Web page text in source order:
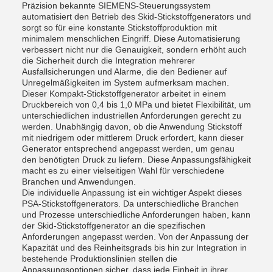
Präzision bekannte SIEMENS-Steuerungssystem
automatisiert den Betrieb des Skid-Stickstoffgenerators und
sorgt so für eine konstante Stickstoffproduktion mit
minimalem menschlichen Eingriff. Diese Automatisierung
verbessert nicht nur die Genauigkeit, sondern erhöht auch
die Sicherheit durch die Integration mehrerer
Ausfallsicherungen und Alarme, die den Bediener auf
Unregelmäßigkeiten im System aufmerksam machen.
Dieser Kompakt-Stickstoffgenerator arbeitet in einem
Druckbereich von 0,4 bis 1,0 MPa und bietet Flexibilität, um
unterschiedlichen industriellen Anforderungen gerecht zu
werden. Unabhängig davon, ob die Anwendung Stickstoff
mit niedrigem oder mittlerem Druck erfordert, kann dieser
Generator entsprechend angepasst werden, um genau
den benötigten Druck zu liefern. Diese Anpassungsfähigkeit
macht es zu einer vielseitigen Wahl für verschiedene
Branchen und Anwendungen.
Die individuelle Anpassung ist ein wichtiger Aspekt dieses
PSA-Stickstoffgenerators. Da unterschiedliche Branchen
und Prozesse unterschiedliche Anforderungen haben, kann
der Skid-Stickstoffgenerator an die spezifischen
Anforderungen angepasst werden. Von der Anpassung der
Kapazität und des Reinheitsgrads bis hin zur Integration in
bestehende Produktionslinien stellen die
Anpassungsoptionen sicher, dass jede Einheit in ihrer